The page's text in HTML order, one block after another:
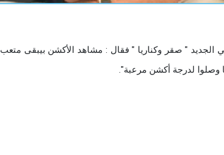
" صقر وكناريا " فقال : مشاهد الأكشن بيبقى متعب
وصلوا لدرجة أكشن مرعبة".